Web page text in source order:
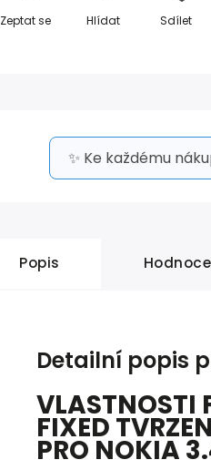
Zeptat se Hlídat Sdílet
✨ Ke každému
Popis
Detailní popis
VLASTNOSTI
FIXED
PRO NOKIA